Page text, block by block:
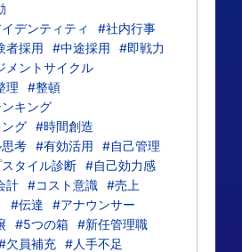
デンティティ
#社内行事
者採用 #中途採用
#即戦力
メントサイクル
理
#整頓
キング
グ #時間創造
考 #有効活用
#自己管理
タイル診断 #自己効力感
計 #コスト意識 #売上
#伝達
#アナウンサー
#5つの箱 #新任管理職
欠員補充 #人手不足